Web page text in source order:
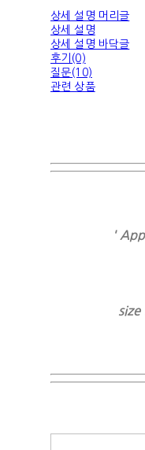
상세 설명 머리글
상세 설명
상세 설명 바닥글
후기(0)
질문(10)
관련 상품
'